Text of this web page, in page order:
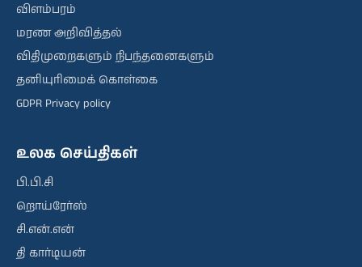
விளம்பரம்
மரண அறிவித்தல்
விதிமுறைகளும் நிபந்தனைகளும்
தனியுரிமைக் கொள்கை
GDPR Privacy policy
உலக செய்திகள்
பி.பி.சி
றொய்ரேர்ஸ்
சி.என்.என்
தி கார்டியன்